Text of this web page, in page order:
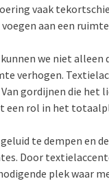
vaak
aan een
we niet alleen
verhogen.
gordijnen die
een rol in het
te dempen en
Door
plek waar